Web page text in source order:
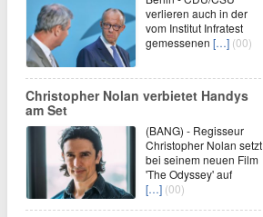
verlieren auch in der
vom Institut Infratest
gemessenen […] (00)
Christopher Nolan verbietet Handys
am Set
(BANG) - Regisseur
Christopher Nolan setzt
bei seinem neuen Film
'The Odyssey' auf
[…] (00)